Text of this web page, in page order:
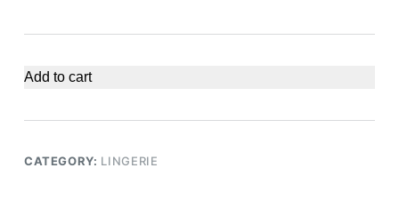
Add to cart
CATEGORY: LINGERIE